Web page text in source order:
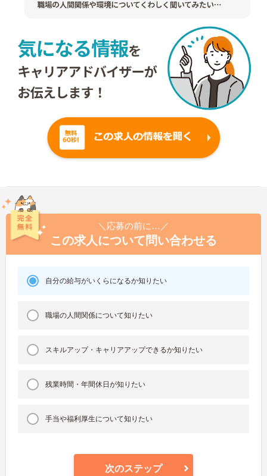
＼応募の前に…／
この求人について問い合わせる
自分の給与がいくらになるか知りたい
職場の人間関係について知りたい
スキルアップ・キャリアアップできるか知りたい
残業時間・年間休日が知りたい
手当や福利厚生について知りたい
次のステップ